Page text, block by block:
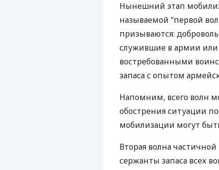
Нынешний этап
называемой “первой
призываются:
служившие в армии или
востребованными
запаса с опытом
Напомним, всего волн
обострения ситуации
мобилизации могут
Вторая волна
сержанты запаса всех